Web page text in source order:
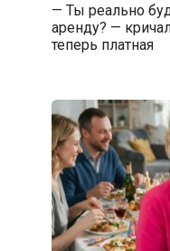
— Ты реально
аренду? —
теперь платная